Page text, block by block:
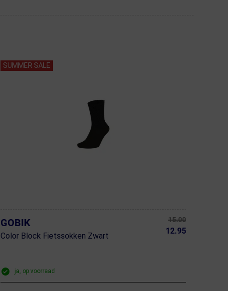
SUMMER SALE
GOBIK
Color Block Fietssokken Zwart
15.00
12.95
ja, op voorraad